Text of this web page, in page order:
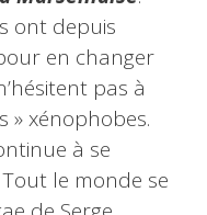
ont depuis
en changer
pas à
» xénophobes.
à se
le monde se